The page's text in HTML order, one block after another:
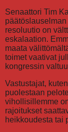
Senaattori Tim
resoluutio on
eskalaation.
maata
toimet vaativat
kongressin
Vastustajat,
puolestaan
vihollisillemme
rajoitukset
heikkoudesta tai